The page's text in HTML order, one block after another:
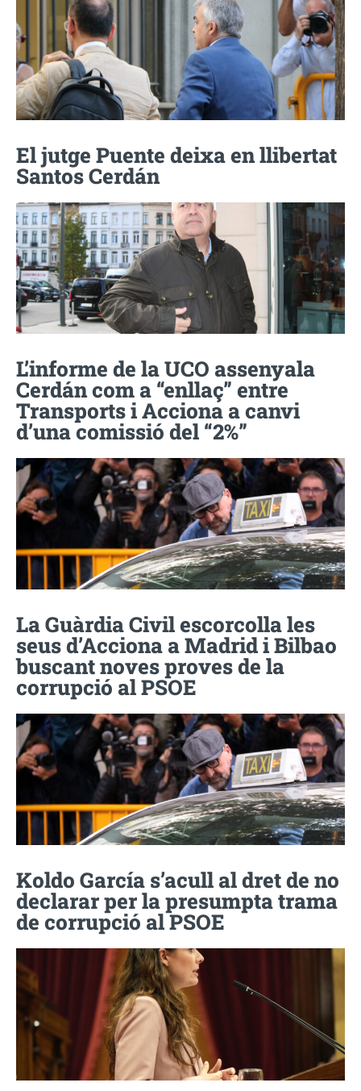
El jutge Puente deixa en llibertat
Santos Cerdán
L’informe de la UCO assenyala
Cerdán com a “enllaç” entre
Transports i Acciona a canvi
d’una comissió del “2%”
La Guàrdia Civil escorcolla les
seus d’Acciona a Madrid i Bilbao
buscant noves proves de la
corrupció al PSOE
Koldo García s’acull al dret de no
declarar per la presumpta trama
de corrupció al PSOE